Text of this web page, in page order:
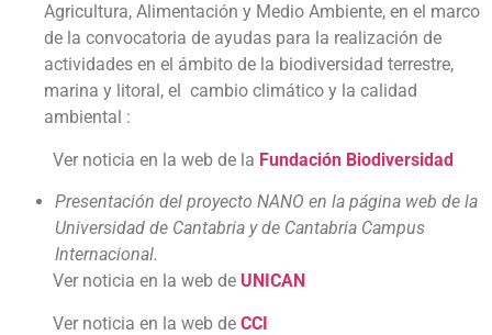
Agricultura, Alimentación y Medio Ambiente, en el marco
de la convocatoria de ayudas para la realización de
actividades en el ámbito de la biodiversidad terrestre,
marina y litoral, el cambio climático y la calidad
ambiental :
Ver noticia en la web de la Fundación Biodiversidad
Presentación del proyecto NANO en la página web de la
Universidad de Cantabria y de Cantabria Campus
Internacional.
Ver noticia en la web de UNICAN
Ver noticia en la web de CCI